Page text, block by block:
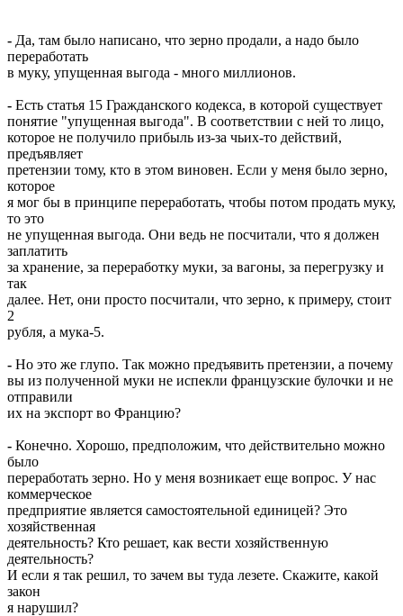
- Да, там было написано, что зерно продали, а надо было
переработать
в муку, упущенная выгода - много миллионов.
- Есть статья 15 Гражданского кодекса, в которой существует
понятие "упущенная выгода". В соответствии с ней то лицо,
которое не получило прибыль из-за чьих-то действий,
предъявляет
претензии тому, кто в этом виновен. Если у меня было зерно,
которое
я мог бы в принципе переработать, чтобы потом продать муку,
то это
не упущенная выгода. Они ведь не посчитали, что я должен
заплатить
за хранение, за переработку муки, за вагоны, за перегрузку и
так
далее. Нет, они просто посчитали, что зерно, к примеру, стоит
2
рубля, а мука-5.
- Но это же глупо. Так можно предъявить претензии, а почему
вы из полученной муки не испекли французские булочки и не
отправили
их на экспорт во Францию?
- Конечно. Хорошо, предположим, что действительно можно
было
переработать зерно. Но у меня возникает еще вопрос. У нас
коммерческое
предприятие является самостоятельной единицей? Это
хозяйственная
деятельность? Кто решает, как вести хозяйственную
деятельность?
И если я так решил, то зачем вы туда лезете. Скажите, какой
закон
я нарушил?